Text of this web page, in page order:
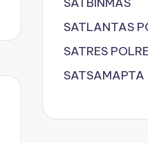
SATLANTAS
SATRES
SATSAMAPTA